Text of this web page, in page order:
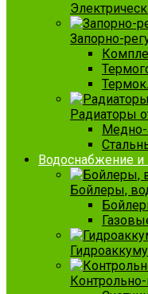
Запорно-
Радиаторы
Водоснабжение
Бойлеры,